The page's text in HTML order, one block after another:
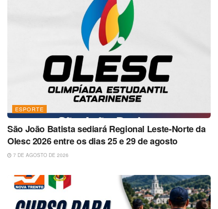
ESPORTE
São João Batista sediará Regional Leste-Norte da
Olesc 2026 entre os dias 25 e 29 de agosto
7 DE AGOSTO DE 2026